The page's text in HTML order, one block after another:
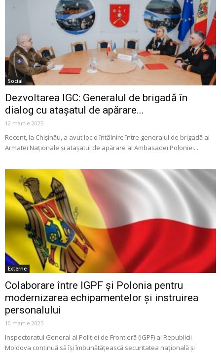
Social
Dezvoltarea IGC: Generalul de brigadă în
dialog cu atașatul de apărare...
12 martie 2025
Recent, la Chișinău, a avut loc o întâlnire între generalul de brigadă al
Armatei Naționale și atașatul de apărare al Ambasadei Poloniei...
Externe
Colaborare între IGPF și Polonia pentru
modernizarea echipamentelor și instruirea
personalului
10 martie 2025
Inspectoratul General al Poliției de Frontieră (IGPF) al Republicii
Moldova continuă să își îmbunătățească securitatea națională și